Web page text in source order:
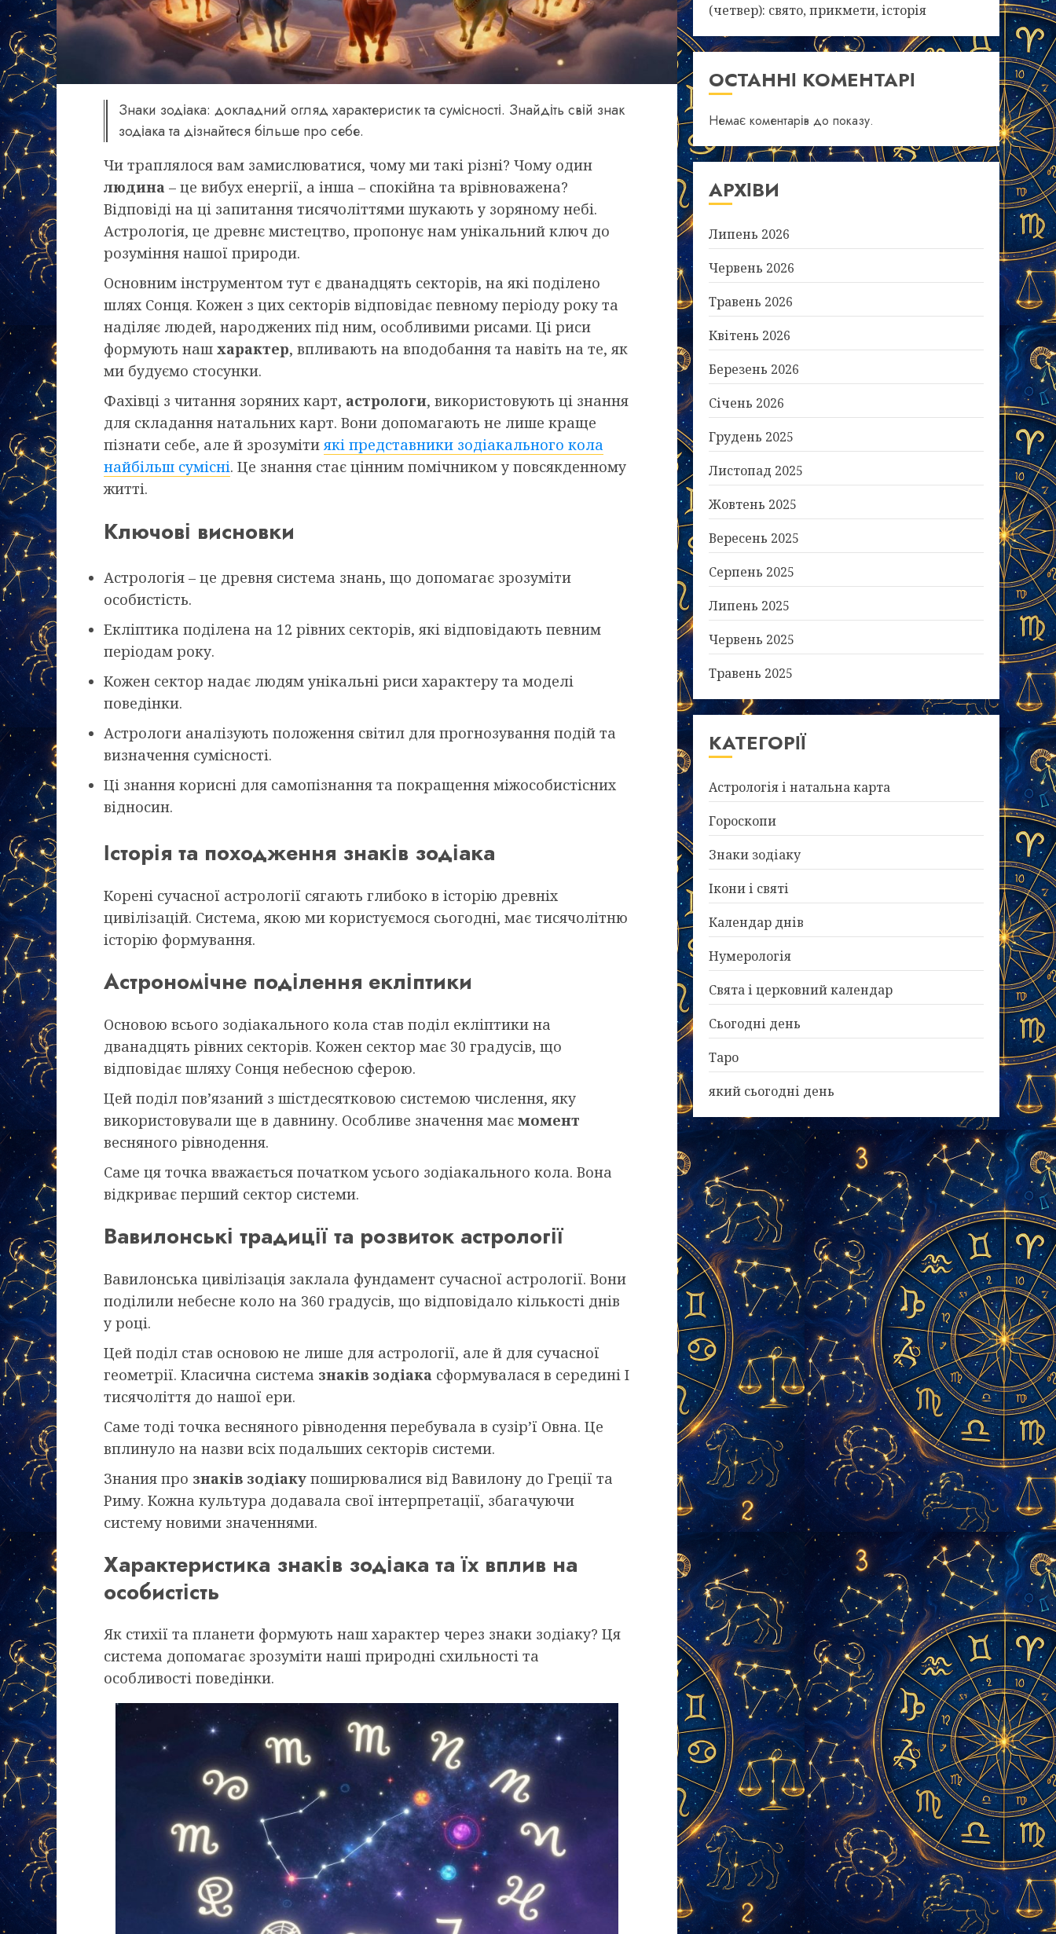
Знаки зодіака: докладний огляд характеристик та сумісності. Знайдіть свій знак
зодіака та дізнайтеся більше про себе.
Чи траплялося вам замислюватися, чому ми такі різні? Чому один
людина – це вибух енергії, а інша – спокійна та врівноважена?
Відповіді на ці запитання тисячоліттями шукають у зоряному небі.
Астрологія, це древнє мистецтво, пропонує нам унікальний ключ до
розуміння нашої природи.
Основним інструментом тут є дванадцять секторів, на які поділено
шлях Сонця. Кожен з цих секторів відповідає певному періоду року та
наділяє людей, народжених під ним, особливими рисами. Ці риси
формують наш характер, впливають на вподобання та навіть на те, як
ми будуємо стосунки.
Фахівці з читання зоряних карт, астрологи, використовують ці знання
для складання натальних карт. Вони допомагають не лише краще
пізнати себе, але й зрозуміти які представники зодіакального кола
найбільш сумісні. Це знання стає цінним помічником у повсякденному
житті.
Ключові висновки
Астрологія – це древня система знань, що допомагає зрозуміти
особистість.
Екліптика поділена на 12 рівних секторів, які відповідають певним
періодам року.
Кожен сектор надає людям унікальні риси характеру та моделі
поведінки.
Астрологи аналізують положення світил для прогнозування подій та
визначення сумісності.
Ці знання корисні для самопізнання та покращення міжособистісних
відносин.
Історія та походження знаків зодіака
Корені сучасної астрології сягають глибоко в історію древніх
цивілізацій. Система, якою ми користуємося сьогодні, має тисячолітню
історію формування.
Астрономічне поділення екліптики
Основою всього зодіакального кола став поділ екліптики на
дванадцять рівних секторів. Кожен сектор має 30 градусів, що
відповідає шляху Сонця небесною сферою.
Цей поділ пов’язаний з шістдесятковою системою числення, яку
використовували ще в давнину. Особливе значення має момент
весняного рівнодення.
Саме ця точка вважається початком усього зодіакального кола. Вона
відкриває перший сектор системи.
Вавилонські традиції та розвиток астрології
Вавилонська цивілізація заклала фундамент сучасної астрології. Вони
поділили небесне коло на 360 градусів, що відповідало кількості днів
у році.
Цей поділ став основою не лише для астрології, але й для сучасної
геометрії. Класична система знаків зодіака сформувалася в середині I
тисячоліття до нашої ери.
Саме тоді точка весняного рівнодення перебувала в сузір’ї Овна. Це
вплинуло на назви всіх подальших секторів системи.
Знания про знаків зодіаку поширювалися від Вавилону до Греції та
Риму. Кожна культура додавала свої інтерпретації, збагачуючи
систему новими значеннями.
Характеристика знаків зодіака та їх вплив на
особистість
Як стихії та планети формують наш характер через знаки зодіаку? Ця
система допомагає зрозуміти наші природні схильності та
особливості поведінки.
(четвер): свято, прикмети, історія
ОСТАННІ КОМЕНТАРІ
Немає коментарів до показу.
АРХІВИ
Липень 2026
Червень 2026
Травень 2026
Квітень 2026
Березень 2026
Січень 2026
Грудень 2025
Листопад 2025
Жовтень 2025
Вересень 2025
Серпень 2025
Липень 2025
Червень 2025
Травень 2025
КАТЕГОРІЇ
Астрологія і натальна карта
Гороскопи
Знаки зодіаку
Ікони і святі
Календар днів
Нумерологія
Свята і церковний календар
Сьогодні день
Таро
який сьогодні день